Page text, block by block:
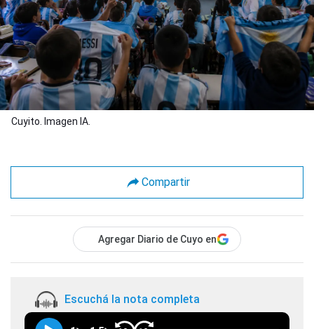
Cuyito. Imagen IA.
Compartir
Agregar Diario de Cuyo en
Escuchá la nota completa